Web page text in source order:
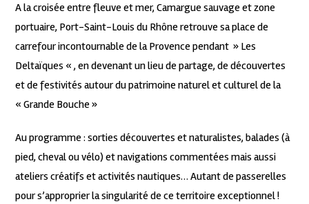
A la croisée entre fleuve et mer, Camargue sauvage et zone
portuaire, Port-Saint-Louis du Rhône retrouve sa place de
carrefour incontournable de la Provence pendant » Les
Deltaïques « , en devenant un lieu de partage, de découvertes
et de festivités autour du patrimoine naturel et culturel de la
« Grande Bouche »
Au programme : sorties découvertes et naturalistes, balades (à
pied, cheval ou vélo) et navigations commentées mais aussi
ateliers créatifs et activités nautiques… Autant de passerelles
pour s’approprier la singularité de ce territoire exceptionnel !